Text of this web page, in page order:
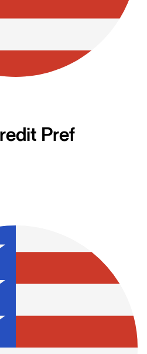
Pref